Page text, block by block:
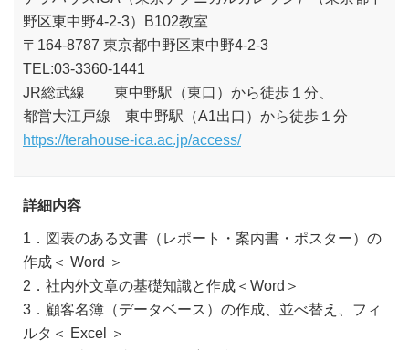
野区東中野4-2-3）B102教室
〒164-8787 東京都中野区東中野4-2-3
TEL:03-3360-1441
JR総武線 東中野駅（東口）から徒歩１分、
都営大江戸線 東中野駅（A1出口）から徒歩１分
https://terahouse-ica.ac.jp/access/
詳細内容
1．図表のある文書（レポート・案内書・ポスター）の
作成＜ Word ＞
2．社内外文章の基礎知識と作成＜Word＞
3．顧客名簿（データベース）の作成、並べ替え、フィ
ルタ＜ Excel ＞